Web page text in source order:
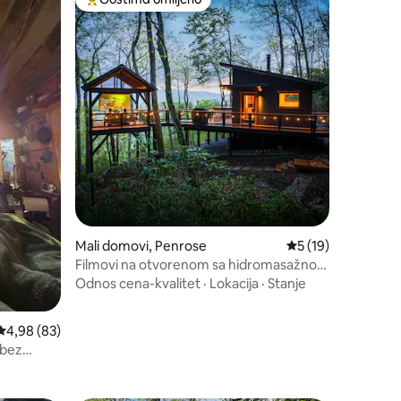
ocena 4,98 od 5, utisaka: 83
4,98 (83)
Najuspešniji među gostima omiljenim
Mali domovi, Penrose Prosečna ocena 5
5 (19)
Filmovi na otvorenom sa hidromasažnom
kadom | Ognjište | Pogled na planine
Odnos cena-kvalitet · Lokacija · Stanje